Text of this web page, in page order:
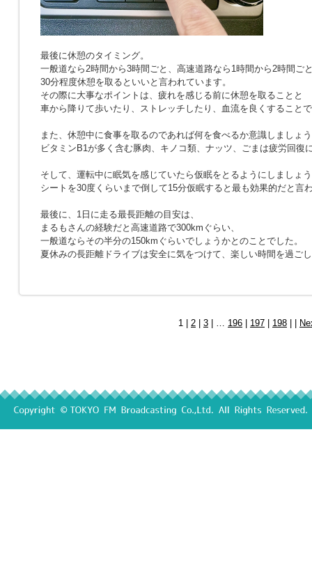
最後に休憩のタイミング。
一般道なら2時間から3時間ごと、高速道路なら1時間から2時間ご
30分程度休憩を取るといいと言われています。
その際に大事なポイントは、疲れを感じる前に休憩を取ることと
車から降りて歩いたり、ストレッチしたり、血流を良くすること
また、休憩中に食事を取るのであれば何を食べるか意識しましょ
ビタミンB1が多く含む豚肉、キノコ類、ナッツ、ごまは疲労回復
そして、運転中に眠気を感じていたら仮眠をとるようにしましょ
シートを30度くらいまで倒して15分仮眠すると最も効果的だと言
最後に、1日に走る最長距離の目安は、
まるもさんの経験だと高速道路で300kmぐらい、
一般道ならその半分の150kmぐらいでしょうかとのことでした。
夏休みの長距離ドライブは安全に気をつけて、楽しい時間を過ご
1 | 2 3 | … 196 197 198